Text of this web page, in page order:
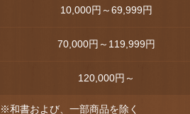
10,000円～69,999円
70,000円～119,999円
120,000円～
※和書および、一部商品を除く